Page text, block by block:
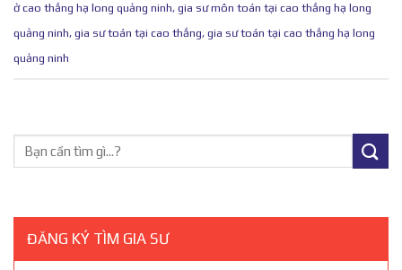
ở cao thắng hạ long quảng ninh, gia sư môn toán tại cao thắng hạ long
quảng ninh, gia sư toán tại cao thắng, gia sư toán tại cao thắng hạ long
quảng ninh
ĐĂNG KÝ TÌM GIA SƯ